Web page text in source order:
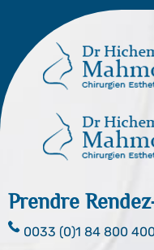
Prendre
0033 (0)1 84 800